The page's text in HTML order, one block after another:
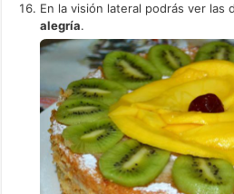
En la visión lateral podrás ver las
alegría.